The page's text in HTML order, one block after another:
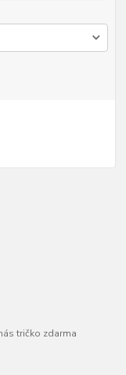
tričko zdarma